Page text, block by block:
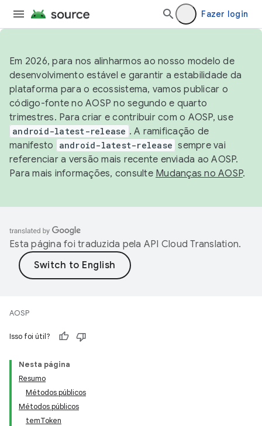
Fazer login
Em 2026, para nos alinharmos ao nosso modelo de
desenvolvimento estável e garantir a estabilidade da
plataforma para o ecossistema, vamos publicar o
código-fonte no AOSP no segundo e quarto
trimestres. Para criar e contribuir com o AOSP, use
android-latest-release . A ramificação de
manifesto
android-latest-release sempre vai
referenciar a versão mais recente enviada ao AOSP.
Para mais informações, consulte Mudanças no AOSP.
Esta página foi traduzida pela API Cloud Translation.
AOSP
Isso foi útil?
Nesta página
Resumo
Métodos públicos
Métodos públicos
temToken